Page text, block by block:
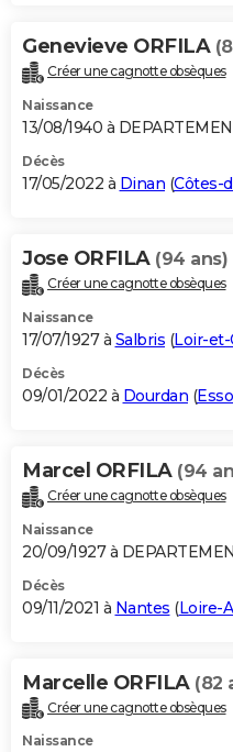
Genevieve ORFILA
Créer une cagnotte obsèques
Naissance
13/08/1940 à
Décès
17/05/2022 à Dinan (Côtes-
Jose ORFILA (94 ans)
Créer une cagnotte obsèques
Naissance
17/07/1927 à Salbris (Loir-et-
Décès
09/01/2022 à Dourdan (
Marcel ORFILA (94
Créer une cagnotte obsèques
Naissance
20/09/1927 à
Décès
09/11/2021 à Nantes (Loire-
Marcelle ORFILA (82
Créer une cagnotte obsèques
Naissance